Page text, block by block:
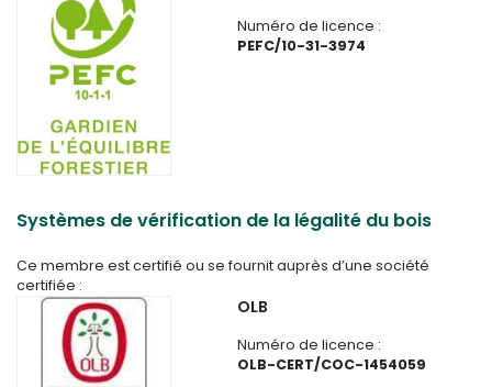
Numéro de licence :
PEFC/10-31-3974
Systèmes de vérification de la légalité du bois
Ce membre est certifié ou se fournit auprès d’une société
certifiée :
OLB
Numéro de licence :
OLB-CERT/COC-1454059